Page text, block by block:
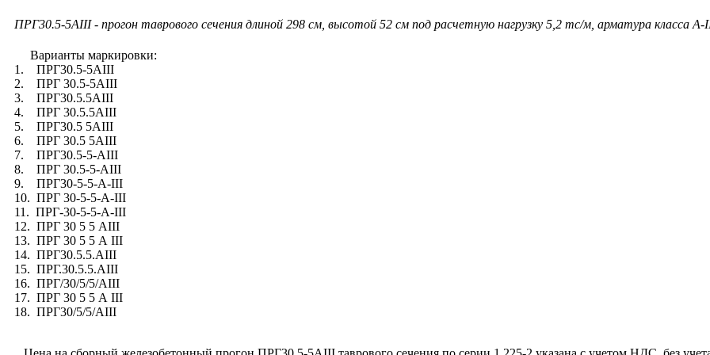
ПРГ30.5-5АIII - прогон таврового сечения длиной 298 см, высотой 52 см под расчетную нагрузку 5,2 тс/м, арматура класса А-
Варианты маркировки:
1. ПРГ30.5-5АIII
2. ПРГ 30.5-5АIII
3. ПРГ30.5.5АIII
4. ПРГ 30.5.5АIII
5. ПРГ30.5 5АIII
6. ПРГ 30.5 5АIII
7. ПРГ30.5-5-АIII
8. ПРГ 30.5-5-АIII
9. ПРГ30-5-5-А-III
10. ПРГ 30-5-5-А-III
11. ПРГ-30-5-5-А-III
12. ПРГ 30 5 5 АIII
13. ПРГ 30 5 5 А III
14. ПРГ30.5.5.АIII
15. ПРГ.30.5.5.АIII
16. ПРГ/30/5/5/АIII
17. ПРГ 30 5 5 А III
18. ПРГ30/5/5/АIII